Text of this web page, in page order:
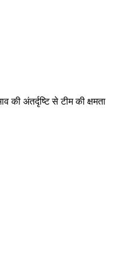
की अंतर्दृष्टि से टीम की क्षमता